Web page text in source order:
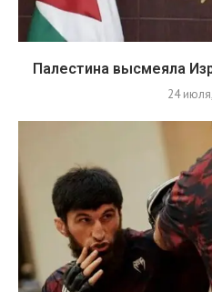
Палестина высмеяла
24